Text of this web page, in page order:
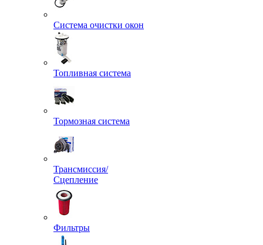
Система очистки окон
Топливная система
Тормозная система
Трансмиссия/
Сцепление
Фильтры